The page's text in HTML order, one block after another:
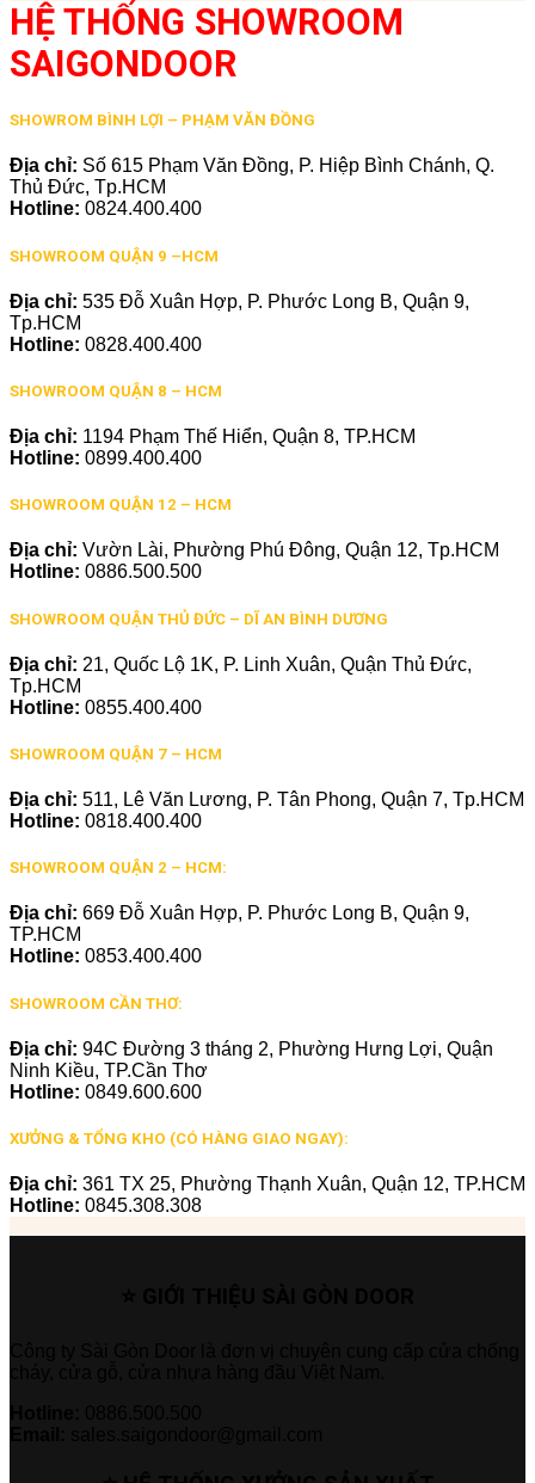
HỆ THỐNG SHOWROOM
SAIGONDOOR
SHOWROM BÌNH LỢI – PHẠM VĂN ĐỒNG
Địa chỉ: Số 615 Phạm Văn Đồng, P. Hiệp Bình Chánh, Q.
Thủ Đức, Tp.HCM
Hotline: 0824.400.400
SHOWROOM QUẬN 9 –HCM
Địa chỉ: 535 Đỗ Xuân Hợp, P. Phước Long B, Quận 9,
Tp.HCM
Hotline: 0828.400.400
SHOWROOM QUẬN 8 – HCM
Địa chỉ: 1194 Phạm Thế Hiển, Quận 8, TP.HCM
Hotline: 0899.400.400
SHOWROOM QUẬN 12 – HCM
Địa chỉ: Vườn Lài, Phường Phú Đông, Quận 12, Tp.HCM
Hotline: 0886.500.500
SHOWROOM QUẬN THỦ ĐỨC – DĨ AN BÌNH DƯƠNG
Địa chỉ: 21, Quốc Lộ 1K, P. Linh Xuân, Quận Thủ Đức,
Tp.HCM
Hotline: 0855.400.400
SHOWROOM QUẬN 7 – HCM
Địa chỉ: 511, Lê Văn Lương, P. Tân Phong, Quận 7, Tp.HCM
Hotline: 0818.400.400
SHOWROOM QUẬN 2 – HCM:
Địa chỉ: 669 Đỗ Xuân Hợp, P. Phước Long B, Quận 9,
TP.HCM
Hotline: 0853.400.400
SHOWROOM CẦN THƠ:
Địa chỉ: 94C Đường 3 tháng 2, Phường Hưng Lợi, Quận
Ninh Kiều, TP.Cần Thơ
Hotline: 0849.600.600
XƯỞNG & TỔNG KHO (CÓ HÀNG GIAO NGAY):
Địa chỉ: 361 TX 25, Phường Thạnh Xuân, Quận 12, TP.HCM
Hotline: 0845.308.308